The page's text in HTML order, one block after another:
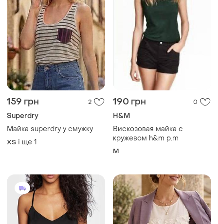
159 грн 2
Superdry
Майка superdry у смужку
ХS і ще 1
190 грн 0
H&M
Вискозовая майка с
кружевом h&m p.m
M